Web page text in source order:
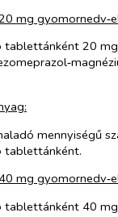
mg
tablettánként 20
mennyiségű
tablettánként.
mg
tablettánként 40